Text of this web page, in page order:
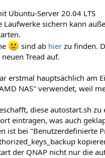
Ubuntu-Server 20.04 LTS
Laufwerke sichern kann
sind ab hier zu finden.
Tread auf.
erstmal hauptsächlich am
NAS" verwendet, weil
diese autostart.sh
eintragen, was auch
ist bei "Benutzerdefinierte
der QNAP nicht nur die